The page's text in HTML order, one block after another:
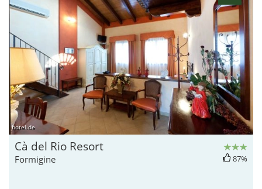
hotel.de
Cà del Rio Resort
Formigine 87%